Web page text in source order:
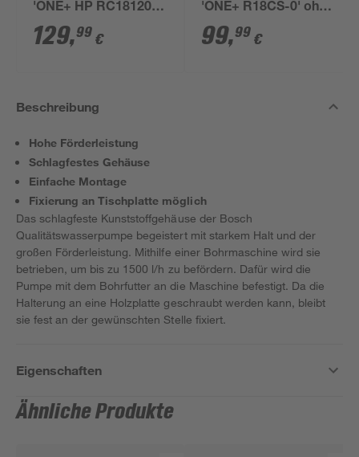
'ONE+ HP RC18120-
150X' 18 V 5,0 Ah mit
Akku und Ladegerät
129,99 €
'ONE+ R18CS-0' ohne
Akku, Ø 165 mm
99,99 €
Beschreibung
Hohe Förderleistung
Schlagfestes Gehäuse
Einfache Montage
Fixierung an Tischplatte möglich
Das schlagfeste Kunststoffgehäuse der Bosch
Qualitätswasserpumpe begeistert mit starkem Halt und der
großen Förderleistung. Mithilfe einer Bohrmaschine wird sie
betrieben, um bis zu 1500 l/h zu befördern. Dafür wird die
Pumpe mit dem Bohrfutter an die Maschine befestigt. Da die
Halterung an eine Holzplatte geschraubt werden kann, bleibt
sie fest an der gewünschten Stelle fixiert.
Eigenschaften
Ähnliche Produkte